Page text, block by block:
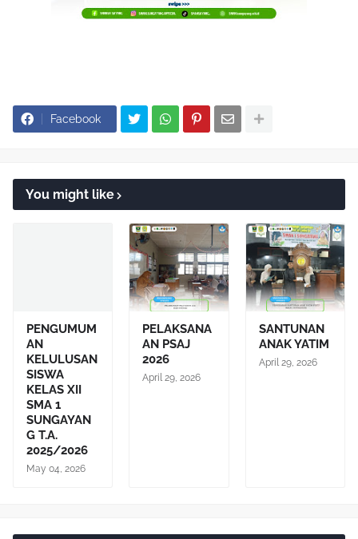
Facebook
You might like
PENGUMUM
AN
KELULUSAN
SISWA
KELAS XII
SMA 1
SUNGAYAN
G T.A.
2025/2026
May 04, 2026
PELAKSANA
AN PSAJ
2026
April 29, 2026
SANTUNAN
ANAK YATIM
April 29, 2026